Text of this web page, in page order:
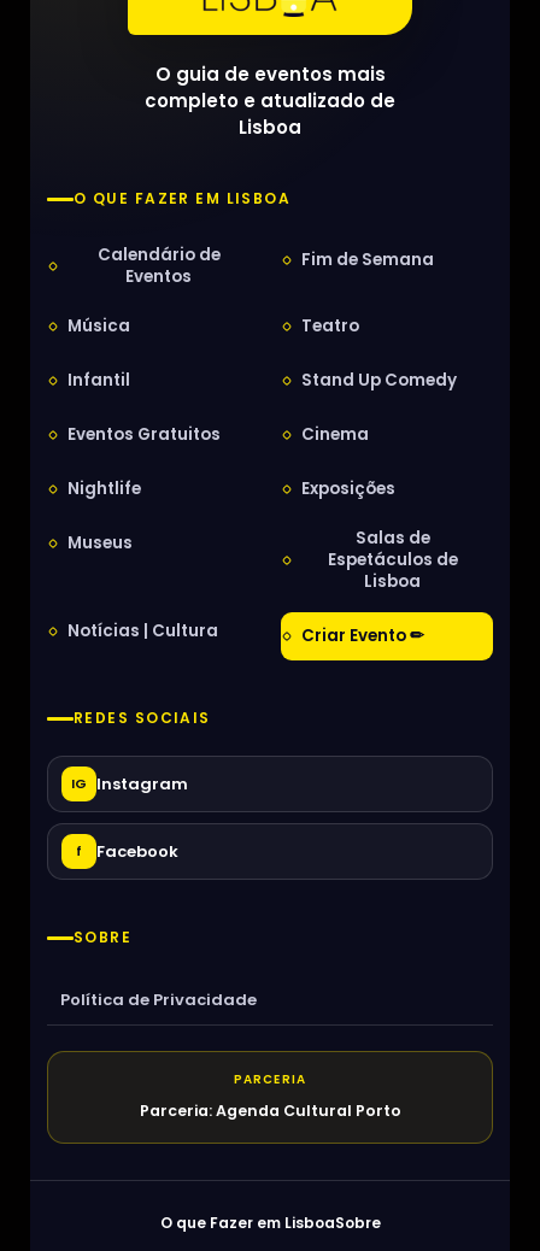
O guia de eventos mais
completo e atualizado de
Lisboa
O QUE FAZER EM LISBOA
Calendário de
Eventos
Fim de Semana
Música Teatro
Infantil Stand Up Comedy
Eventos Gratuitos Cinema
Nightlife Exposições
Museus
Salas de
Espetáculos de
Lisboa
Notícias | Cultura Criar Evento ✏
REDES SOCIAIS
IG Instagram
f Facebook
SOBRE
Política de Privacidade
PARCERIA
Parceria: Agenda Cultural Porto
O que Fazer em LisboaSobre